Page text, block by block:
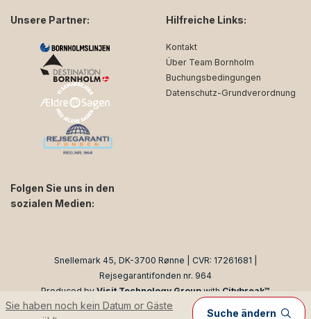
Sie haben noch kein Datum or Gäste
Suche ändern
Unsere Partner:
Folgen Sie uns in den
sozialen Medien:
Hilfreiche Links:
Kontakt
Über Team Bornholm
Buchungsbedingungen
Datenschutz-Grundverordnung
Snellemark 45, DK-3700 Rønne | CVR: 17261681 |
Rejsegarantifonden nr. 964
Produced by Visit Technology Group with Citybreak™
Information & Reservation System